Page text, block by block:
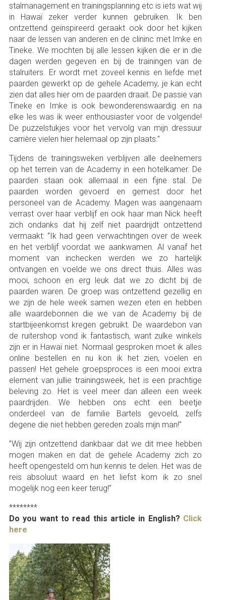
stalmanagement en trainingsplanning etc is iets wat wij
in Hawaï zeker verder kunnen gebruiken. Ik ben
ontzettend geïnspireerd geraakt ook door het kijken
naar de lessen van anderen en de clininc met Imke en
Tineke. We mochten bij alle lessen kijken die er in die
dagen werden gegeven en bij de trainingen van de
stalruiters. Er wordt met zoveel kennis en liefde met
paarden gewerkt op de gehele Academy, je kan echt
zien dat alles hier om de paarden draait. De passie van
Tineke en Imke is ook bewonderenswaardig en na
elke les was ik weer enthousiaster voor de volgende!
De puzzelstukjes voor het vervolg van mijn dressuur
carrière vielen hier helemaal op zijn plaats.’’
Tijdens de trainingsweken verblijven alle deelnemers
op het terrein van de Academy in een hotelkamer. De
paarden staan ook allemaal in een fijne stal. De
paarden worden gevoerd en gemest door het
personeel van de Academy. Magen was aangenaam
verrast over haar verblijf en ook haar man Nick heeft
zich ondanks dat hij zelf niet paardrijdt ontzettend
vermaakt: ‘’Ik had geen verwachtingen over de week
en het verblijf voordat we aankwamen. Al vanaf het
moment van inchecken werden we zo hartelijk
ontvangen en voelde we ons direct thuis. Alles was
mooi, schoon en erg leuk dat we zo dicht bij de
paarden waren. De groep was ontzettend gezellig en
we zijn de hele week samen wezen eten en hebben
alle waardebonnen die we van de Academy bij de
startbijeenkomst kregen gebruikt. De waardebon van
de ruitershop vond ik fantastisch, want zulke winkels
zijn er in Hawaï niet. Normaal gesproken moet ik alles
online bestellen en nu kon ik het zien, voelen en
passen! Het gehele groepsproces is een mooi extra
element van jullie trainingsweek, het is een prachtige
beleving zo. Het is veel meer dan alleen een week
paardrijden. We hebben ons echt een beetje
onderdeel van de familie Bartels gevoeld, zelfs
degene die niet hebben gereden zoals mijn man!’’
”Wij zijn ontzettend dankbaar dat we dit mee hebben
mogen maken en dat de gehele Academy zich zo
heeft opengesteld om hun kennis te delen. Het was de
reis absoluut waard en het liefst kom ik zo snel
mogelijk nog een keer terug!”
********
Do you want to read this article in English? Click
here